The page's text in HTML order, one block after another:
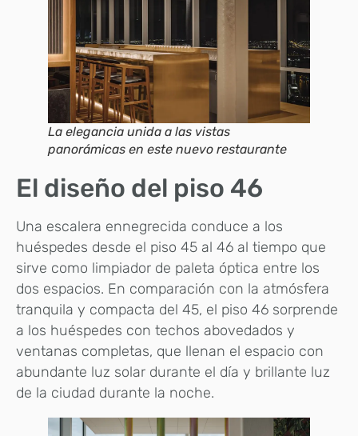
La elegancia unida a las vistas
panorámicas en este nuevo restaurante
El diseño del piso 46
Una escalera ennegrecida conduce a los
huéspedes desde el piso 45 al 46 al tiempo que
sirve como limpiador de paleta óptica entre los
dos espacios. En comparación con la atmósfera
tranquila y compacta del 45, el piso 46 sorprende
a los huéspedes con techos abovedados y
ventanas completas, que llenan el espacio con
abundante luz solar durante el día y brillante luz
de la ciudad durante la noche.